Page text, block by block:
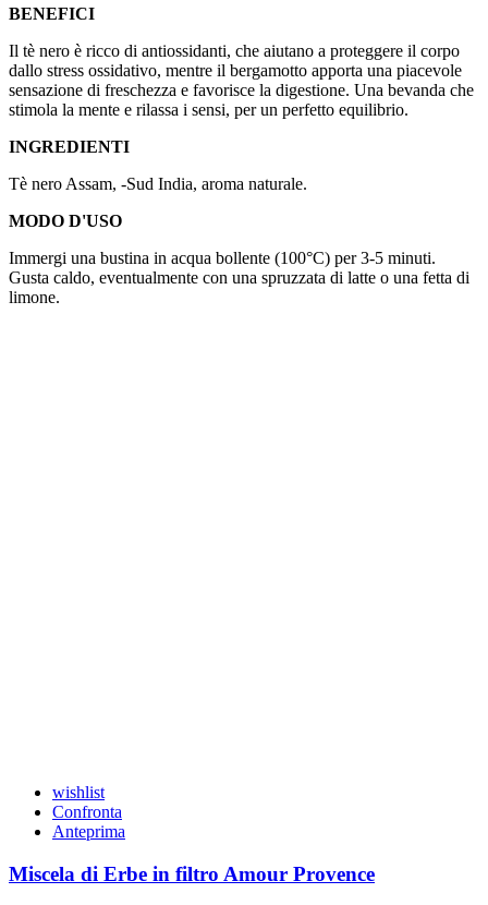
BENEFICI
Il tè nero è ricco di antiossidanti, che aiutano a proteggere il corpo
dallo stress ossidativo, mentre il bergamotto apporta una piacevole
sensazione di freschezza e favorisce la digestione. Una bevanda che
stimola la mente e rilassa i sensi, per un perfetto equilibrio.
INGREDIENTI
Tè nero Assam, -Sud India, aroma naturale.
MODO D'USO
Immergi una bustina in acqua bollente (100°C) per 3-5 minuti.
Gusta caldo, eventualmente con una spruzzata di latte o una fetta di
limone.
wishlist
Confronta
Anteprima
Miscela di Erbe in filtro Amour Provence